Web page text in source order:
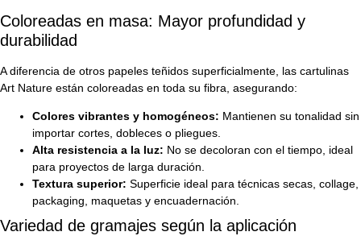
Coloreadas en masa: Mayor profundidad y
durabilidad
A diferencia de otros papeles teñidos superficialmente, las cartulinas
Art Nature están coloreadas en toda su fibra, asegurando:
Colores vibrantes y homogéneos: Mantienen su tonalidad sin
importar cortes, dobleces o pliegues.
Alta resistencia a la luz: No se decoloran con el tiempo, ideal
para proyectos de larga duración.
Textura superior: Superficie ideal para técnicas secas, collage,
packaging, maquetas y encuadernación.
Variedad de gramajes según la aplicación